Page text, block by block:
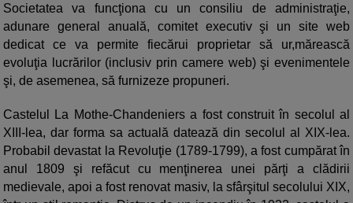
Societatea va funcţiona cu un consiliu de administraţie,
adunare general anuală, comitet executiv şi un site web
dedicat ce va permite fiecărui proprietar să ur,mărească
evoluţia lucrărilor (inclusiv prin camere web) şi evenimentele
şi, de asemenea, să furnizeze propuneri.
Castelul La Mothe-Chandeniers a fost construit în secolul al
XIII-lea, dar forma sa actuală datează din secolul al XIX-lea.
Probabil devastat la Revoluţie (1789-1799), a fost cumpărat în
anul 1809 şi refăcut cu menţinerea unei părţi a clădirii
medievale, apoi a fost renovat masiv, la sfârşitul secolului XIX,